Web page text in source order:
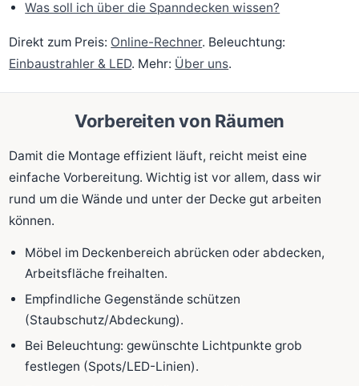
Was soll ich über die Spanndecken wissen?
Direkt zum Preis: Online-Rechner. Beleuchtung:
Einbaustrahler & LED. Mehr: Über uns.
Vorbereiten von Räumen
Damit die Montage effizient läuft, reicht meist eine
einfache Vorbereitung. Wichtig ist vor allem, dass wir
rund um die Wände und unter der Decke gut arbeiten
können.
Möbel im Deckenbereich abrücken oder abdecken,
Arbeitsfläche freihalten.
Empfindliche Gegenstände schützen
(Staubschutz/Abdeckung).
Bei Beleuchtung: gewünschte Lichtpunkte grob
festlegen (Spots/LED-Linien).